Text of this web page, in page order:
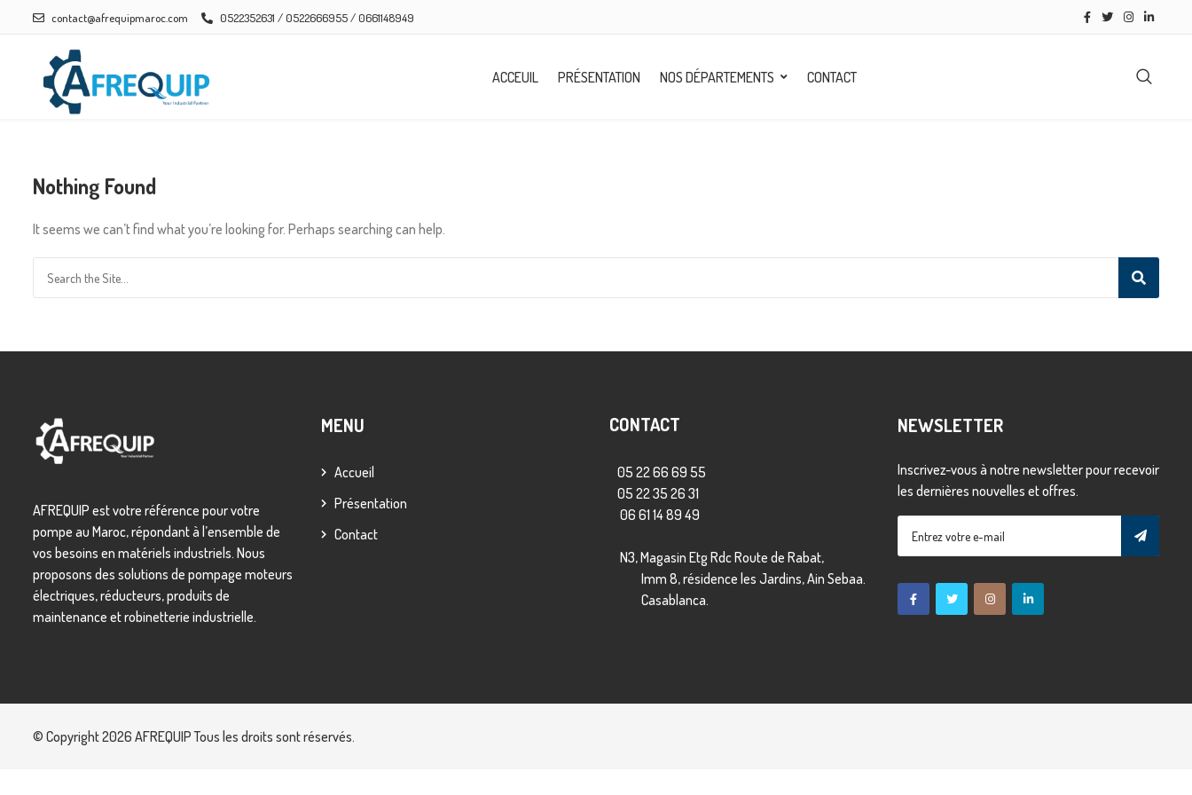
contact@afrequipmaroc.com 0522352631 / 0522666955 / 0661148949
ACCEUIL PRÉSENTATION NOS DÉPARTEMENTS CONTACT
Nothing Found
It seems we can’t find what you’re looking for. Perhaps searching can help.
AFREQUIP est votre référence pour votre
pompe au Maroc, répondant à l’ensemble de
vos besoins en matériels industriels. Nous
proposons des solutions de pompage moteurs
électriques, réducteurs, produits de
maintenance et robinetterie industrielle.
MENU
Accueil
Présentation
Contact
CONTACT
05 22 66 69 55
05 22 35 26 31
06 61 14 89 49
N3, Magasin Etg Rdc Route de Rabat,
Imm 8, résidence les Jardins, Ain Sebaa.
Casablanca.
NEWSLETTER
Inscrivez-vous à notre newsletter pour recevoir
les dernières nouvelles et offres.
© Copyright 2026 AFREQUIP Tous les droits sont réservés.